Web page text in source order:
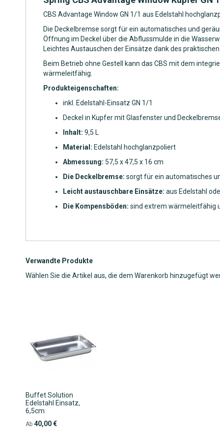
CBS Advantage Window GN 1/1 aus Edelstahl
Die Deckelbremse sorgt für ein automatisches und
Öffnung im Deckel über die Abflussmulde in die
Leichtes Austauschen der Einsätze dank des
Beim Betrieb ohne Gestell kann das CBS mit dem
wärmeleitfähig.
Produkteigenschaften:
inkl. Edelstahl-Einsatz GN 1/1
Deckel in Kupfer mit Glasfenster und
Inhalt: 9,5 L
Material: Edelstahl hochglanzpoliert
Abmessung: 57,5 x 47,5 x 16 cm
Die Deckelbremse: sorgt für ein automatisches
Leicht austauschbare Einsätze: aus Edelstahl
Die Kompensböden: sind extrem wärmeleitfähig
Verwandte Produkte
Wählen Sie die Artikel aus, die dem Warenkorb hinzugefügt
Buffet Solution
Edelstahl Einsatz,
6,5cm
Ab 40,00 €